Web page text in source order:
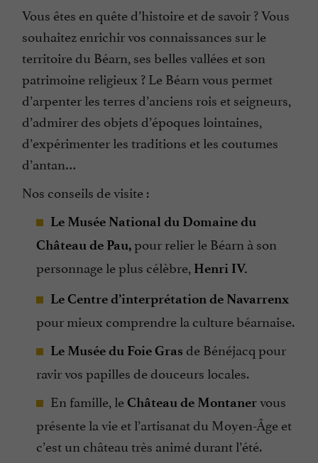
Vous êtes en quête d’histoire et de savoir ? Vous
souhaitez enrichir vos connaissances sur le
territoire du Béarn, ses belles vallées et son
patrimoine religieux ? Le Béarn vous permet
d’arpenter les terres d’anciens rois et seigneurs,
d’admirer des objets d’époques lointaines,
d’expérimenter les traditions et les coutumes
d’antan…
Nos conseils de visite :
Le Musée National du Domaine du
Château de Pau,pour relier le Béarn à son
personnage le plus célèbre, Henri IV.
Le Centre d’interprétation de Navarrenx
pour mieux comprendre la culture béarnaise.
Le Musée du Foie Gras de Bénéjacq pour
ravir vos papilles de douceurs locales.
En famille, leChâteau de Montanervous
présente la vie et l’artisanat du Moyen-Âge et
c’est un château très animé durant l’été.